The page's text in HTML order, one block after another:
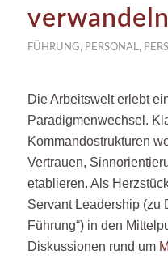
verwandeln
FÜHRUNG, PERSONAL ,
Die Arbeitswelt erlebt
Paradigmenwechsel.
Kommandostrukturen
Vertrauen,
etablieren. Als
Servant Leadership (zu
Führung“) in den
Diskussionen rund um